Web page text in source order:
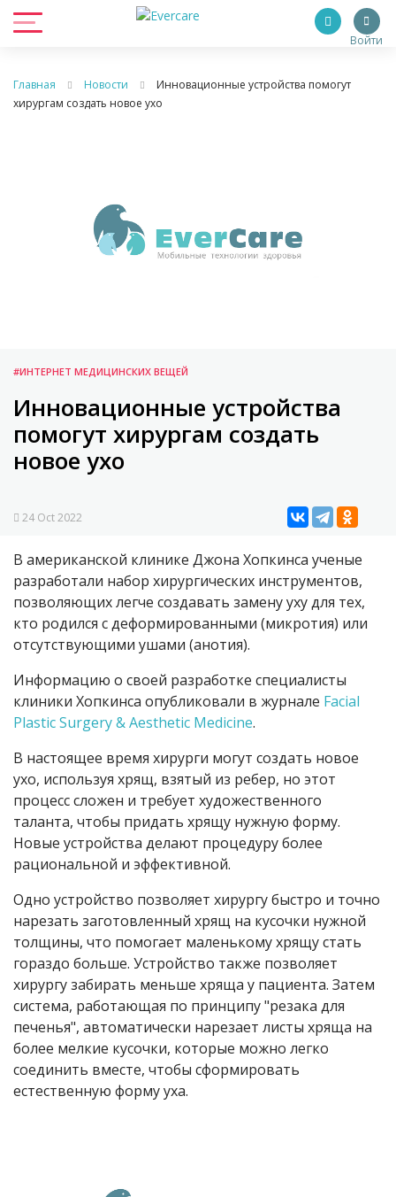
Войти
Главная Новости
Инновационные устройства помогут
хирургам создать новое ухо
#ИНТЕРНЕТ МЕДИЦИНСКИХ ВЕЩЕЙ
Инновационные устройства
помогут хирургам создать
новое ухо
24 Oct 2022
В американской клинике Джона Хопкинса ученые
разработали набор хирургических инструментов,
позволяющих легче создавать замену уху для тех,
кто родился с деформированными (микротия) или
отсутствующими ушами (анотия).
Информацию о своей разработке специалисты
клиники Хопкинса опубликовали в журнале Facial
Plastic Surgery & Aesthetic Medicine.
В настоящее время хирурги могут создать новое
ухо, используя хрящ, взятый из ребер, но этот
процесс сложен и требует художественного
таланта, чтобы придать хрящу нужную форму.
Новые устройства делают процедуру более
рациональной и эффективной.
Одно устройство позволяет хирургу быстро и точно
нарезать заготовленный хрящ на кусочки нужной
толщины, что помогает маленькому хрящу стать
гораздо больше. Устройство также позволяет
хирургу забирать меньше хряща у пациента. Затем
система, работающая по принципу "резака для
печенья", автоматически нарезает листы хряща на
более мелкие кусочки, которые можно легко
соединить вместе, чтобы сформировать
естественную форму уха.